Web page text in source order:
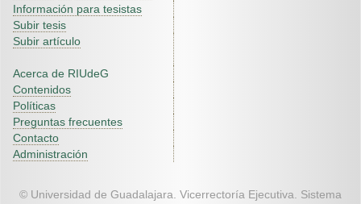
Información para tesistas
Subir tesis
Subir artículo
Acerca de RIUdeG
Contenidos
Políticas
Preguntas frecuentes
Contacto
Administración
© Universidad de Guadalajara. Vicerrectoría Ejecutiva. Sistema